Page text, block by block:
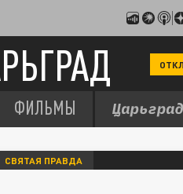
ФИЛЬМЫ
СВЯТАЯ ПРАВДА